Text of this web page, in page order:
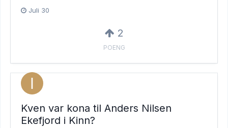
Juli 30
2
POENG
Kven var kona til Anders Nilsen
Ekefjord i Kinn?